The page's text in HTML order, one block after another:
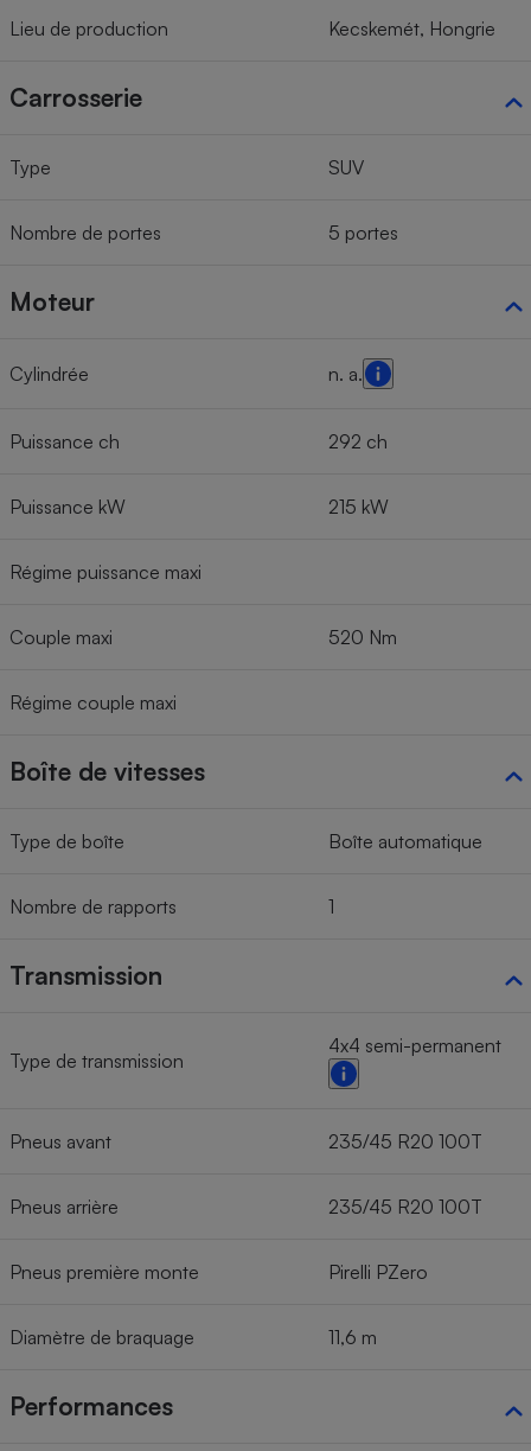
Lieu de production Kecskemét, Hongrie
Carrosserie
Type SUV
Nombre de portes 5 portes
Moteur
Cylindrée n. a.
Puissance ch 292 ch
Puissance kW 215 kW
Régime puissance maxi
Couple maxi 520 Nm
Régime couple maxi
Boîte de vitesses
Type de boîte Boîte automatique
Nombre de rapports 1
Transmission
Type de transmission
4x4 semi-permanent
Pneus avant 235/45 R20 100T
Pneus arrière 235/45 R20 100T
Pneus première monte Pirelli PZero
Diamètre de braquage 11,6 m
Performances